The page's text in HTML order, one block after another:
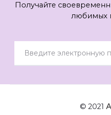
Получайте
любимых
© 2021